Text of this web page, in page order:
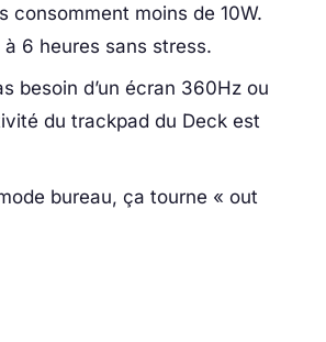
consomment moins de 10W.
6 heures sans stress.
besoin d’un écran 360Hz ou
du trackpad du Deck est
bureau, ça tourne « out